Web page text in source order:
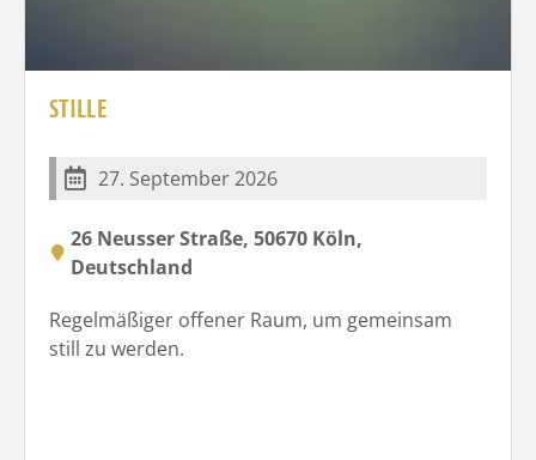
STILLE
27. September 2026
26 Neusser Straße, 50670 Köln,
Deutschland
Regelmäßiger offener Raum, um gemeinsam
still zu werden.